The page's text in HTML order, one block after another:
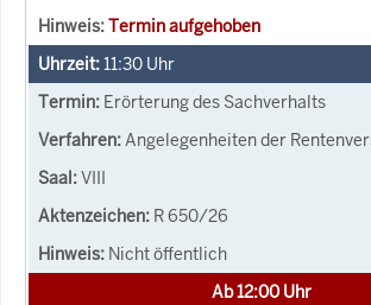
Termin aufgehoben
11:30 Uhr
Erörterung des Sachverhalts
Angelegenheiten der
VIII
R 650/26
Nicht öffentlich
Ab 12:00 Uhr